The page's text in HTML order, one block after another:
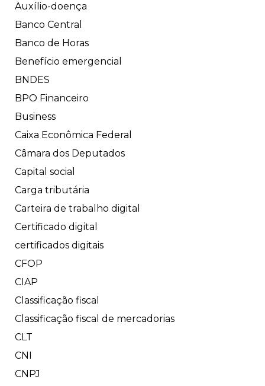
Auxílio-doença
Banco Central
Banco de Horas
Benefício emergencial
BNDES
BPO Financeiro
Business
Caixa Econômica Federal
Câmara dos Deputados
Capital social
Carga tributária
Carteira de trabalho digital
Certificado digital
certificados digitais
CFOP
CIAP
Classificação fiscal
Classificação fiscal de mercadorias
CLT
CNI
CNPJ